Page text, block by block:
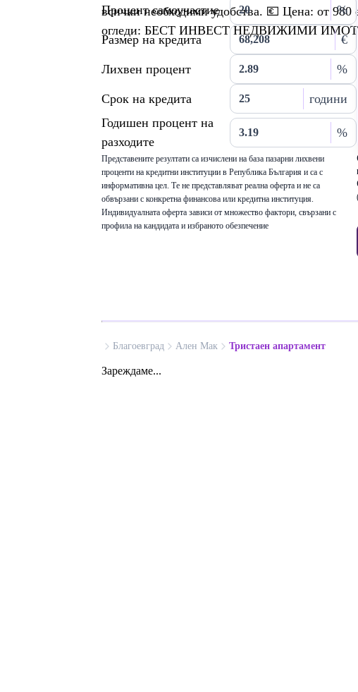
всички необходими удобства. 💶 Цена: от
огледи: БЕСТ ИНВЕСТ НЕДВИЖИМИ
Процент самоучастие %
Размер на кредита €
Лихвен процент %
Срок на кредита
години
Годишен процент на
разходите
%
Представените резултати са изчислени на база пазарни лихвени
проценти на кредитни институции в Република България и са с
информативна цел. Те не представляват реална оферта и не са
обвързани с конкретна финансова или кредитна институция.
Индивидуалната оферта зависи от множество фактори, свързани с
профила на кандидата и избраното обезпечение
Благоевград Ален Мак Тристаен апартамент
Зареждаме...